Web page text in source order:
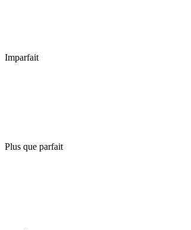
Imparfait
Plus que parfait